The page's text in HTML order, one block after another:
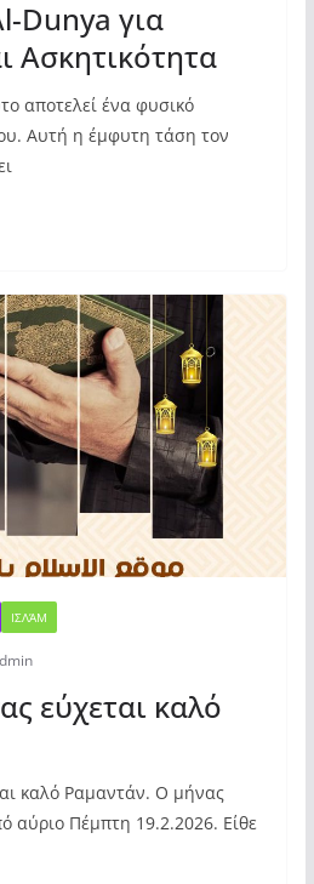
Dunya για
Ασκητικότητα
αποτελεί ένα φυσικό
Αυτή η έμφυτη τάση τον
ΙΣΛΆΜ
εύχεται καλό
καλό Ραμαντάν. Ο μήνας
αύριο Πέμπτη 19.2.2026. Είθε